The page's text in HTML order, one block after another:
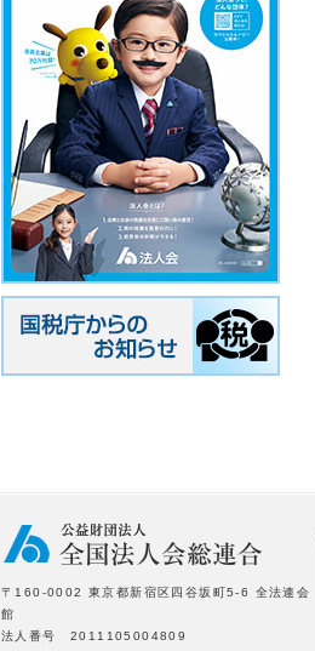
〒160-0002 東京都新宿区四谷坂町5-6 全法連会
館
法人番号 2011105004809